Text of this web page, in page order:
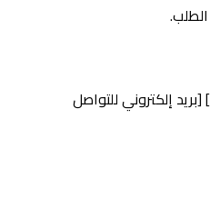
إلكتروني للتواصل